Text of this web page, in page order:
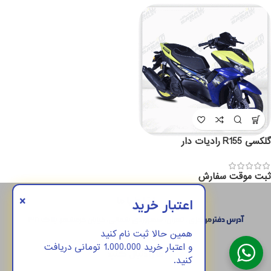
گلکسی R155 رادیات دار
ثبت موقت سفارش
ارتباط با ما
آدرس دفتر مرکزی : تهران، سهروردی شمالی، خیابان خرمشهر، پلاک ۳۸
تلفن:45487-021
ما را دنبال کنید
× اعتبار خرید
همین حالا ثبت نام کنید
و اعتبار خرید 1.000.000 تومانی دریافت
کنید.